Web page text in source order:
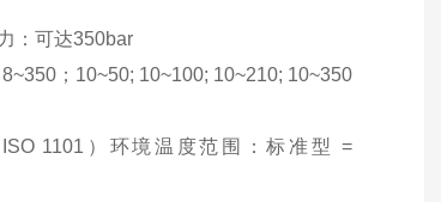
：可达350bar
；10~50; 10~100; 10~210; 10~350
1101）环境温度范围：标准型 =